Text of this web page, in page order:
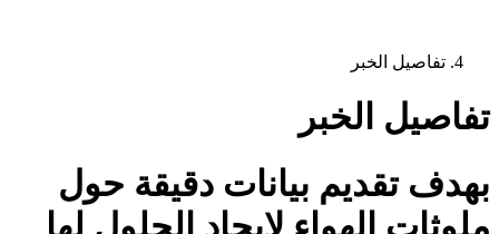
تفاصيل الخبر
تفاصيل الخبر
بهدف تقديم بيانات دقيقة حول
ملوثات الهواء لإيجاد الحلول لها